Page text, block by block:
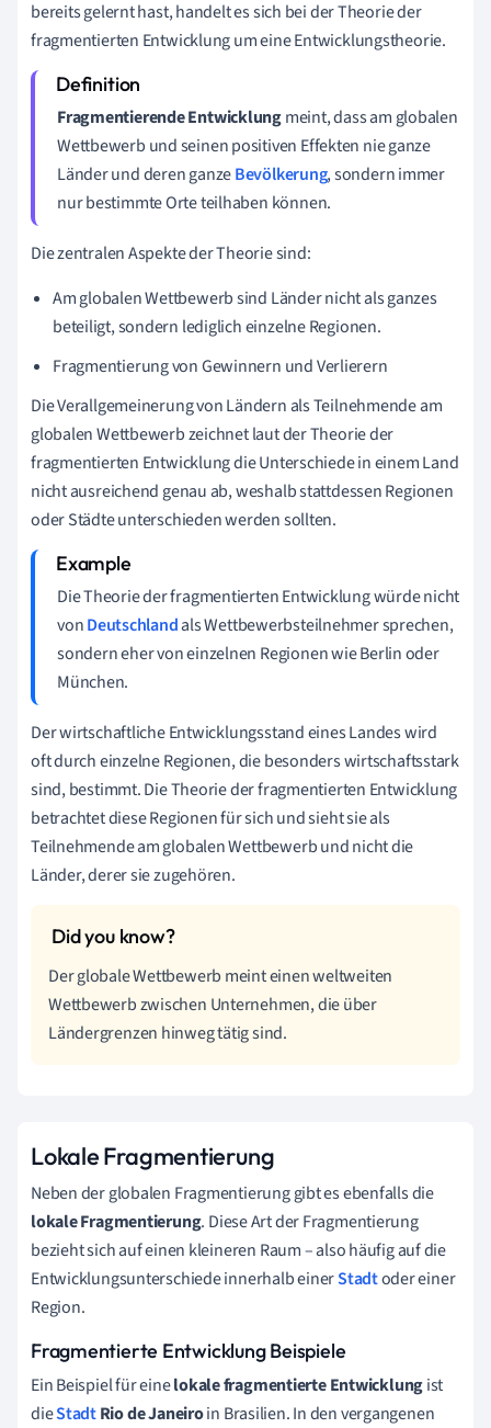
bereits gelernt hast, handelt es sich bei der Theorie der
fragmentierten Entwicklung um eine Entwicklungstheorie.
Fragmentierende Entwicklungmeint, dass am globalen
Wettbewerb und seinen positiven Effekten nie ganze
Länder und deren ganzeBevölkerung, sondern immer
nur bestimmte Orte teilhaben können.
Die zentralen Aspekte der Theorie sind:
Am globalen Wettbewerb sind Länder nicht als ganzes
beteiligt, sondern lediglich einzelne Regionen.
Fragmentierung von Gewinnern und Verlierern
Die Verallgemeinerung von Ländern als Teilnehmende am
globalen Wettbewerb zeichnet laut der Theorie der
fragmentierten Entwicklung die Unterschiede in einem Land
nicht ausreichend genau ab, weshalb stattdessen Regionen
oder Städte unterschieden werden sollten.
Die Theorie der fragmentierten Entwicklung würde nicht
vonDeutschlandals Wettbewerbsteilnehmer sprechen,
sondern eher von einzelnen Regionen wie Berlin oder
München.
Der wirtschaftliche Entwicklungsstand eines Landes wird
oft durch einzelne Regionen, die besonders wirtschaftsstark
sind, bestimmt. Die Theorie der fragmentierten Entwicklung
betrachtet diese Regionen für sich und sieht sie als
Teilnehmende am globalen Wettbewerb und nicht die
Länder, derer sie zugehören.
Der globale Wettbewerb meint einen weltweiten
Wettbewerb zwischen Unternehmen, die über
Ländergrenzen hinweg tätig sind.
Lokale Fragmentierung
Neben der globalen Fragmentierung gibt es ebenfalls die
lokale Fragmentierung. Diese Art der Fragmentierung
bezieht sich auf einen kleineren Raum – also häufig auf die
Entwicklungsunterschiede innerhalb einerStadtoder einer
Region.
Fragmentierte Entwicklung Beispiele
Ein Beispiel für einelokale fragmentierte Entwicklungist
dieStadtRio de Janeiroin Brasilien. In den vergangenen